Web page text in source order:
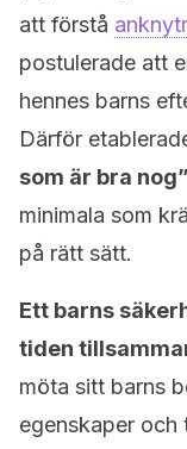
att förstå
postulerade att
hennes barns
Därför
som är bra nog”
minimala som
på rätt sätt.
Ett barns
tiden
möta sitt barns
egenskaper och